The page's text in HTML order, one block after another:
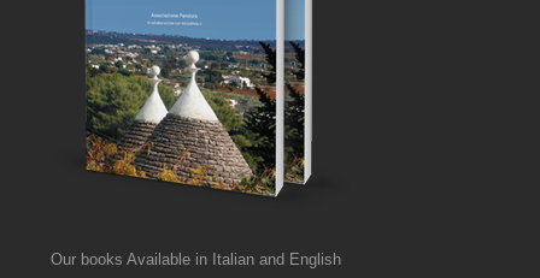
Our books Available in Italian and English